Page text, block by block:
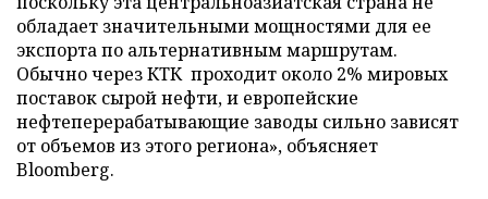
обладает значительными мощностями для ее
экспорта по альтернативным маршрутам.
Обычно через КТК проходит около 2% мировых
поставок сырой нефти, и европейские
нефтеперерабатывающие заводы сильно зависят
от объемов из этого региона», объясняет
Bloomberg.